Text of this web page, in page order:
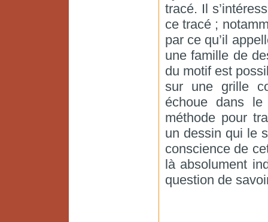
tracé. Il
ce tracé ;
par ce qu’il
une famille de
du motif est
sur une grille
échoue dans
méthode pour
un dessin qui le
conscience de
là absolument
question de